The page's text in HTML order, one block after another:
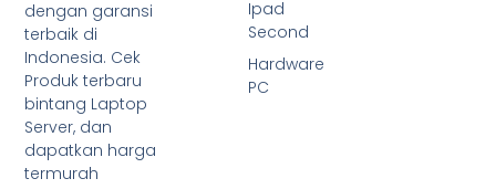
dengan garansi
terbaik di
Indonesia. Cek
Produk terbaru
bintang Laptop
Server, dan
dapatkan harga
termurah
Ipad
Second
Hardware
PC